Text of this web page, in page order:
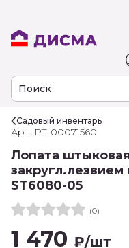
Садовый инвентарь
Арт. РТ-00071560
Лопата штыковая
ST6080-05
(0)
1 470 ₽/шт